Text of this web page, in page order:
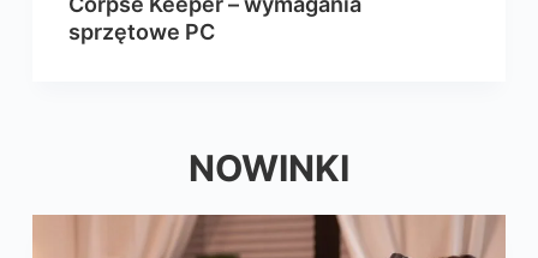
sprzętowe PC
NOWINKI